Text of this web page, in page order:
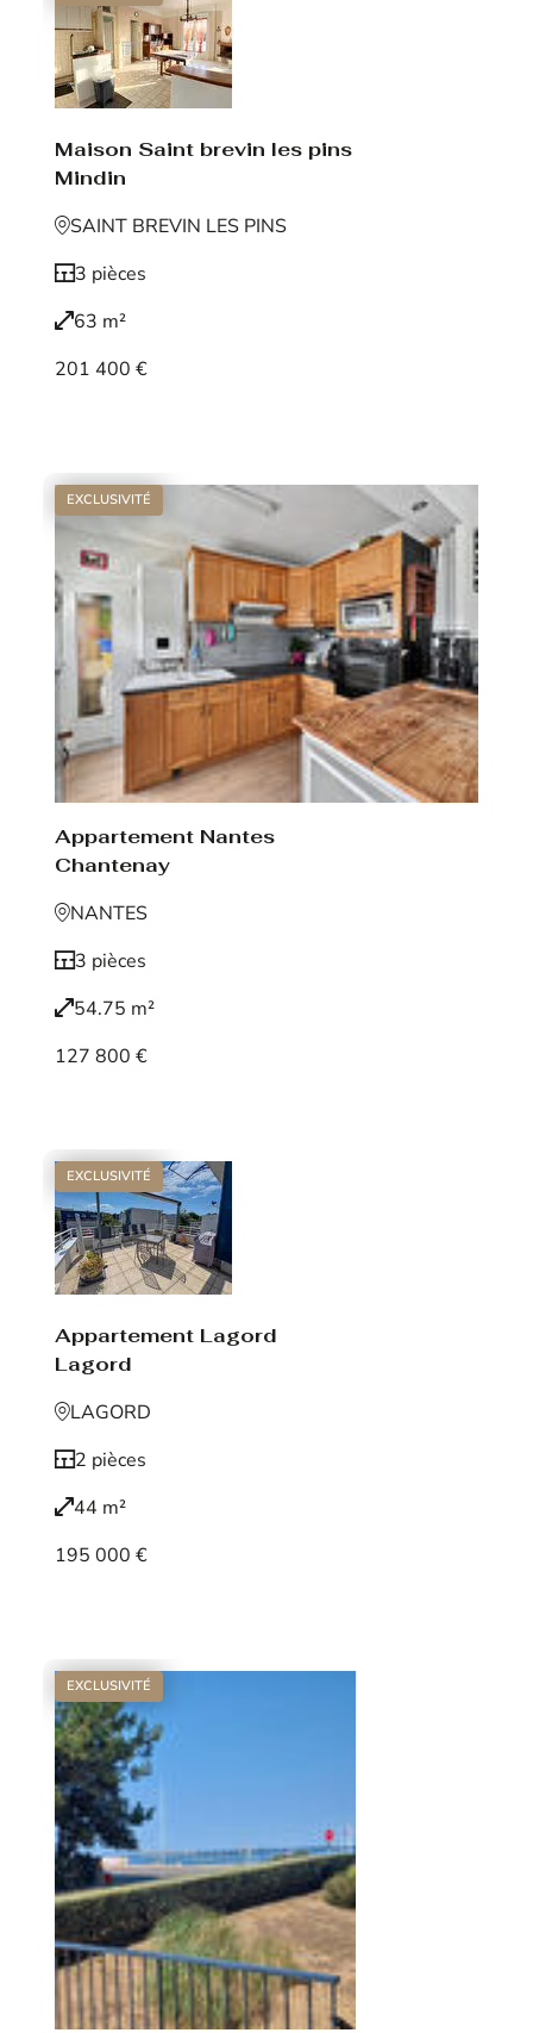
Maison Saint brevin les pins
Mindin
SAINT BREVIN LES PINS
3 pièces
63 m²
201 400 €
EXCLUSIVITÉ
Appartement Nantes
Chantenay
NANTES
3 pièces
54.75 m²
127 800 €
EXCLUSIVITÉ
Appartement Lagord
Lagord
LAGORD
2 pièces
44 m²
195 000 €
EXCLUSIVITÉ